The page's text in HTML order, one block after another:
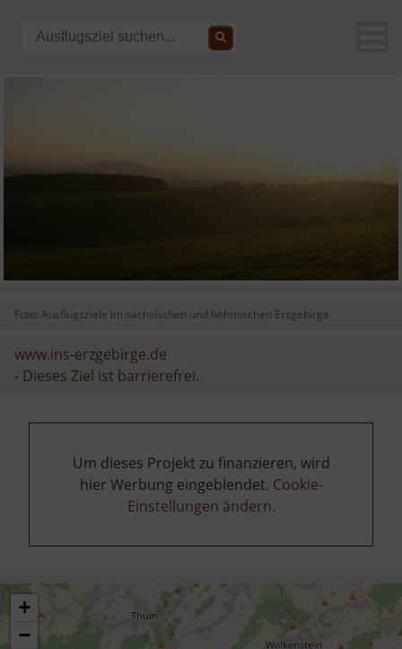
Foto: Ausflugsziele im sächsischen und böhmischen Erzgebirge
www.ins-erzgebirge.de
- Dieses Ziel ist barrierefrei.
Um dieses Projekt zu finanzieren, wird
hier Werbung eingeblendet. Cookie-
Einstellungen ändern.
+
−